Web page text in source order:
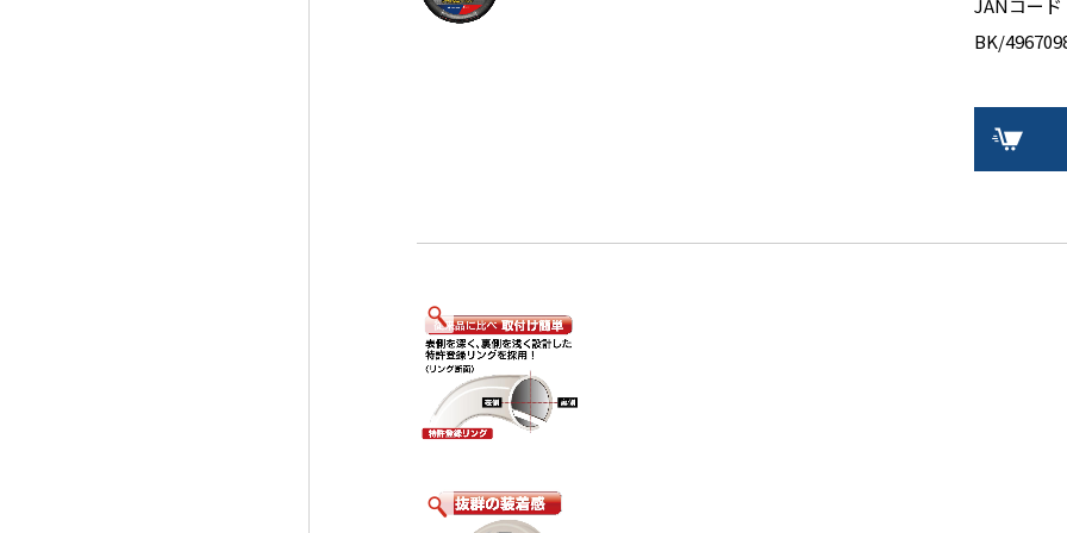
JANコード
BK/